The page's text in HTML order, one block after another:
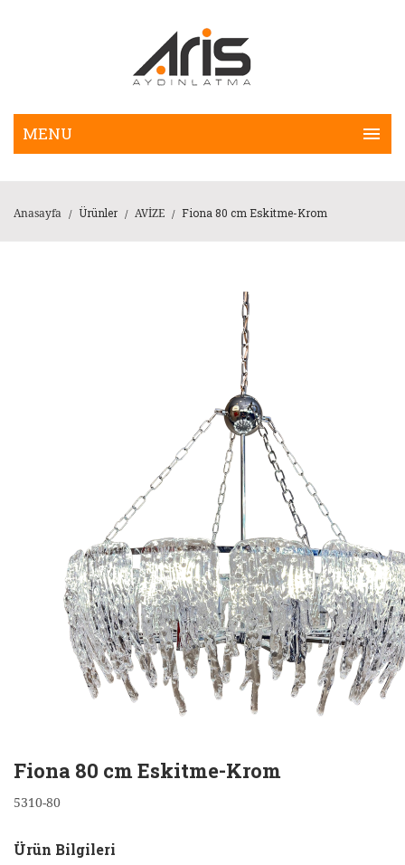
Anasayfa / Ürünler / AVİZE / Fiona 80 cm Eskitme-Krom
Fiona 80 cm Eskitme-Krom
5310-80
Ürün Bilgileri